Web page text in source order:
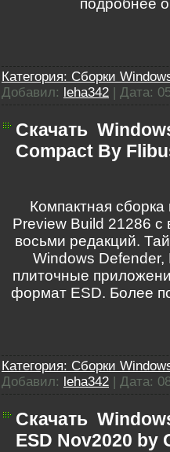
подробнее
Категория: Сборки
Добавил: leha342 Дата:
Скачать
Compact By
Компактная
Preview Build 21286
восьми редакций.
Windows Defender,
плиточные
формат ESD. Более
Категория: Сборки
Добавил: leha342 Дата:
Скачать
ESD Nov2020 by